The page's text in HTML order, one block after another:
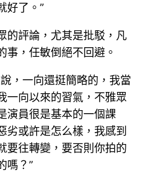
好了。”
的評論，尤其是批駁，凡
事，任敏倒絕不回避。
，一向還挺簡略的，我當
一向以來的習氣，不雅眾
演員很是基本的一個課
劣或許是怎么樣，我感到
要往轉變，要否則你拍的
嗎？”